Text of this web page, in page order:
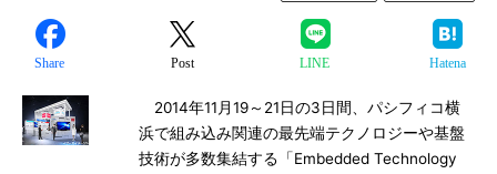
Share Post LINE Hatena
2014年11月19～21日の3日間、パシフィコ横
浜で組み込み関連の最先端テクノロジーや基盤
技術が多数集結する「Embedded Technology